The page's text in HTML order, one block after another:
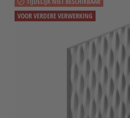
VOOR VERDERE VERWERKING